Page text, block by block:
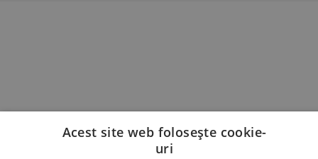
Acest site web folosește cookie-
uri